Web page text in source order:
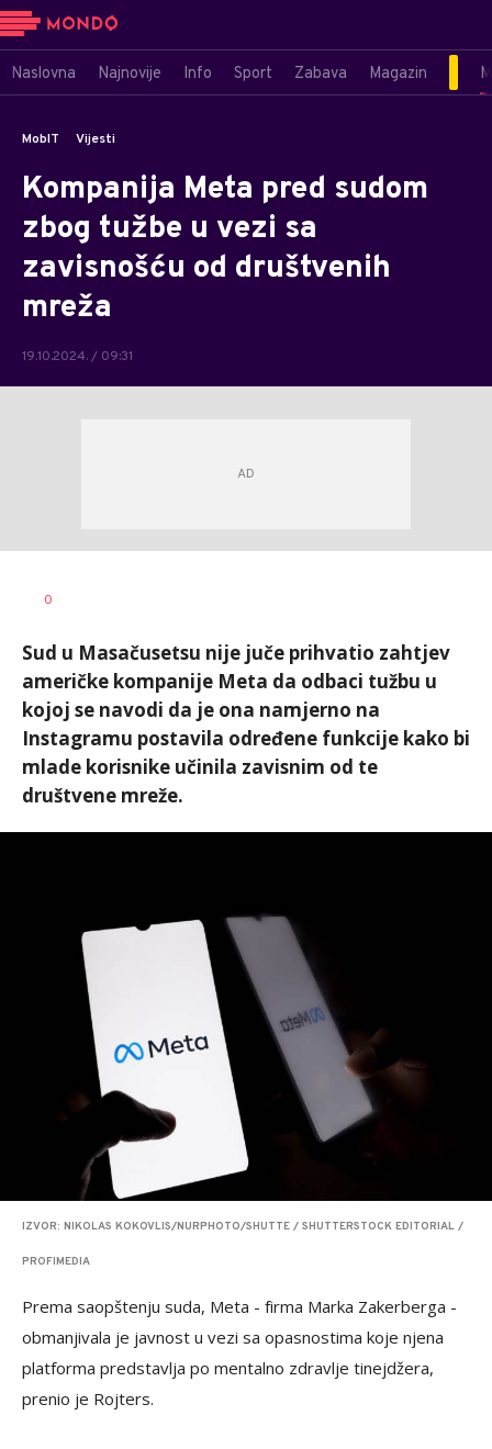
Naslovna Najnovije Info Sport Zabava Magazin
MobIT Vijesti
Kompanija Meta pred sudom
zbog tužbe u vezi sa
zavisnošću od društvenih
mreža
19.10.2024. / 09:31
AUTOR
0
Sud u Masačusetsu nije juče prihvatio zahtjev
američke kompanije Meta da odbaci tužbu u
kojoj se navodi da je ona namjerno na
Instagramu postavila određene funkcije kako bi
mlade korisnike učinila zavisnim od te
društvene mreže.
IZVOR: NIKOLAS KOKOVLIS/NURPHOTO/SHUTTE / SHUTTERSTOCK EDITORIAL /
PROFIMEDIA
Prema saopštenju suda, Meta - firma Marka Zakerberga -
obmanjivala je javnost u vezi sa opasnostima koje njena
platforma predstavlja po mentalno zdravlje tinejdžera,
prenio je Rojters.